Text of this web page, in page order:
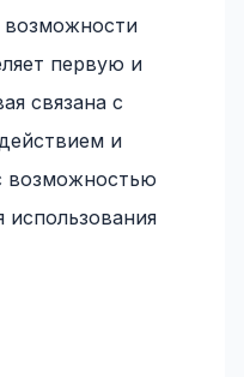
возможности
первую и
связана с
и
возможностью